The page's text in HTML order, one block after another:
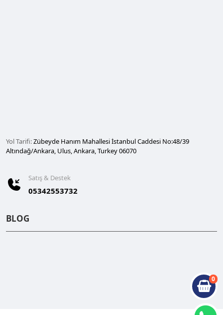
0
Yol Tarifi:Zübeyde Hanım Mahallesi İstanbul Caddesi No:48/39
Altındağ/Ankara, Ulus, Ankara, Turkey 06070
Satış & Destek
05342553732
BLOG